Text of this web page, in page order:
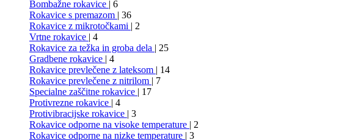
Bombažne rokavice | 6
Rokavice s premazom | 36
Rokavice z mikrotočkami | 2
Vrtne rokavice | 4
Rokavice za težka in groba dela | 25
Gradbene rokavice | 4
Rokavice prevlečene z lateksom | 14
Rokavice prevlečene z nitrilom | 7
Specialne zaščitne rokavice | 17
Protivrezne rokavice | 4
Protivibracijske rokavice | 3
Rokavice odporne na visoke temperature | 2
Rokavice odporne na nizke temperature | 3